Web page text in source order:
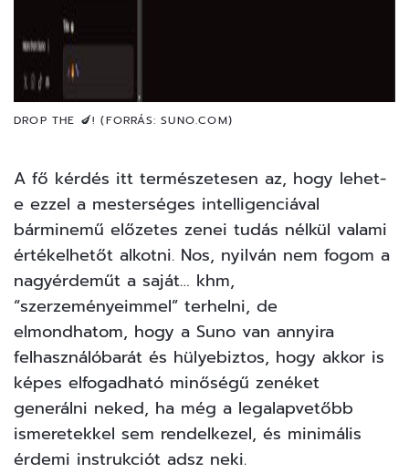
DROP THE 🍆! (FORRÁS: SUNO.COM)
A fő kérdés itt természetesen az, hogy lehet-
e ezzel a mesterséges intelligenciával
bárminemű előzetes zenei tudás nélkül valami
értékelhetőt alkotni. Nos, nyilván nem fogom a
nagyérdeműt a saját… khm,
“szerzeményeimmel” terhelni, de
elmondhatom, hogy a Suno van annyira
felhasználóbarát és hülyebiztos, hogy akkor is
képes elfogadható minőségű zenéket
generálni neked, ha még a legalapvetőbb
ismeretekkel sem rendelkezel, és minimális
érdemi instrukciót adsz neki.